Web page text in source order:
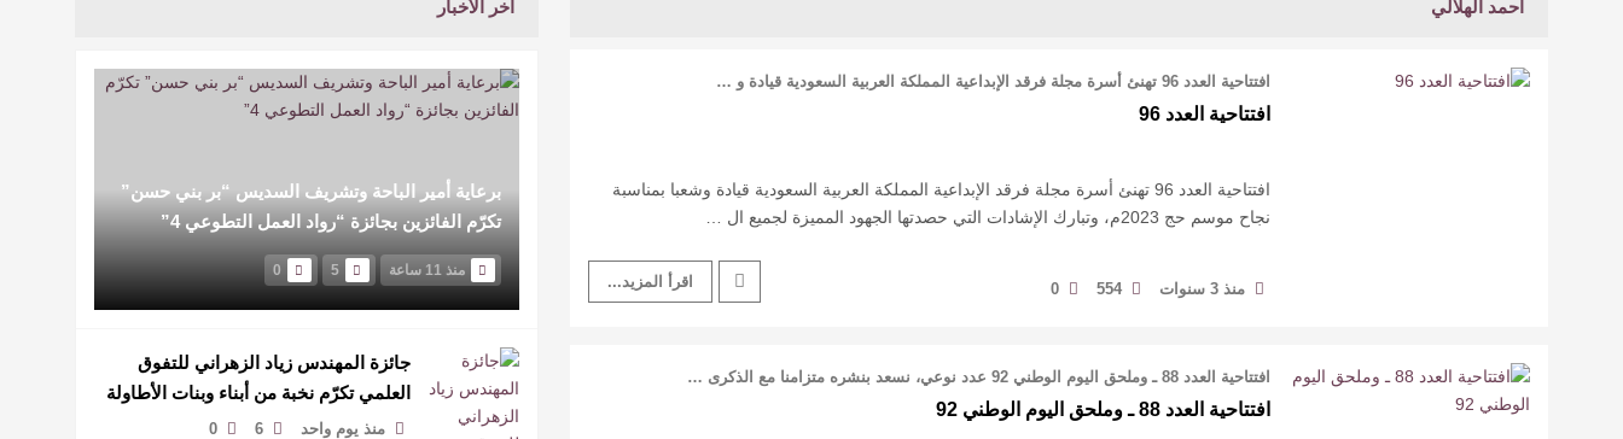
أخر الأخبار
برعاية أمير الباحة وتشريف السديس “بر بني حسن”
تكرّم الفائزين بجائزة “رواد العمل التطوعي 4”
منذ 11 ساعة 5
0
جائزة المهندس زياد الزهراني للتفوق
العلمي تكرّم نخبة من أبناء وبنات الأطاولة
منذ يوم واحد 6
0
أحمد الهلالي
افتتاحية العدد 96 تهنئ أسرة مجلة فرقد الإبداعية المملكة العربية السعودية قيادة و …
افتتاحية العدد 96
افتتاحية العدد 96 تهنئ أسرة مجلة فرقد الإبداعية المملكة العربية السعودية قيادة وشعبا بمناسبة
نجاح موسم حج 2023م، وتبارك الإشادات التي حصدتها الجهود المميزة لجميع ال …
منذ 3 سنوات 554
0 اقرأ المزيد...
افتتاحية العدد 88 ـ وملحق اليوم الوطني 92 عدد نوعي، نسعد بنشره متزامنا مع الذكرى …
افتتاحية العدد 88 ـ وملحق اليوم الوطني 92